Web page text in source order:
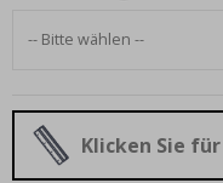
Klicken Sie